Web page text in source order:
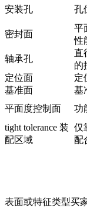
安装孔 孔
密封面
平
性
轴承孔
直
的
定位面
定
基准面
基
平面度控制面
功
tight tolerance 装
配区域
仅
配
表面或特征类型买